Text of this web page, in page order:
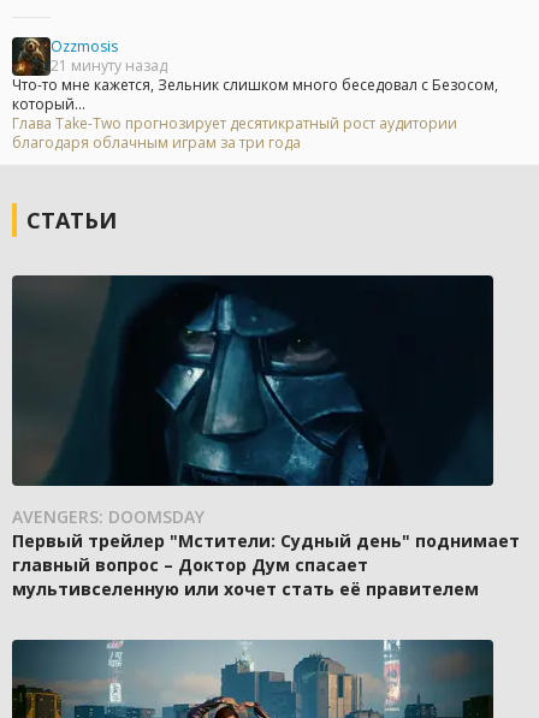
Ozzmosis
21 минуту назад
Что-то мне кажется, Зельник слишком много беседовал с Безосом,
который...
Глава Take-Two прогнозирует десятикратный рост аудитории
благодаря облачным играм за три года
СТАТЬИ
AVENGERS: DOOMSDAY
Первый трейлер "Мстители: Судный день" поднимает
главный вопрос – Доктор Дум спасает
мультивселенную или хочет стать её правителем